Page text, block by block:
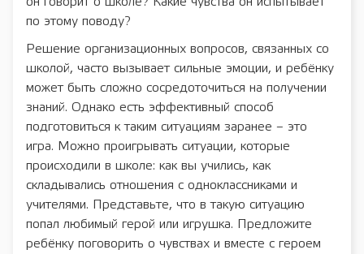
по этому поводу?
Решение организационных вопросов, связанных со
школой, часто вызывает сильные эмоции, и ребёнку
может быть сложно сосредоточиться на получении
знаний. Однако есть эффективный способ
подготовиться к таким ситуациям заранее – это
игра. Можно проигрывать ситуации, которые
происходили в школе: как вы учились, как
складывались отношения с одноклассниками и
учителями. Представьте, что в такую ситуацию
попал любимый герой или игрушка. Предложите
ребёнку поговорить о чувствах и вместе с героем